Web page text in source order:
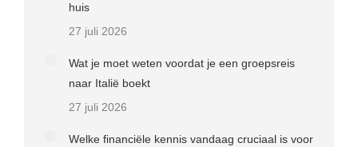
huis
27 juli 2026
Wat je moet weten voordat je een groepsreis
naar Italië boekt
27 juli 2026
Welke financiële kennis vandaag cruciaal is voor